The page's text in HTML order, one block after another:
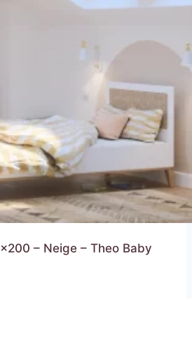
– Neige – Theo Baby